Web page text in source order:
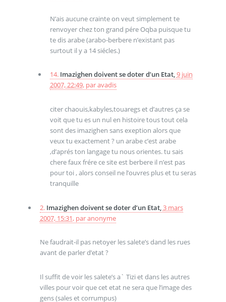
N’ais aucune crainte on veut simplement te
renvoyer chez ton grand pére Oqba puisque tu
te dis arabe (arabo-berbere n’existant pas
surtout il y a 14 siécles.)
14. Imazighen doivent se doter d’un Etat,9 juin
2007, 22:49, paravadis
citer chaouis,kabyles,touaregs et d’autres ça se
voit que tu es un nul en histoire tous tout cela
sont des imazighen sans exeption alors que
veux tu exactement ? un arabe c’est arabe
,d’aprés ton langage tu nous orientes. tu sais
chere faux frére ce site est berbere il n’est pas
pour toi , alors conseil ne l’ouvres plus et tu seras
tranquille
2. Imazighen doivent se doter d’un Etat,3 mars
2007, 15:31, paranonyme
Ne faudrait-il pas netoyer les salete’s dand les rues
avant de parler d’etat ?
Il suffit de voir les salete’s a` Tizi et dans les autres
villes pour voir que cet etat ne sera que l’image des
gens (sales et corrumpus)